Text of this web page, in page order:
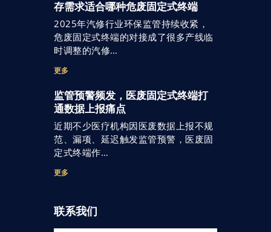
存需求适合哪种危废固定式终端
2025年汽修行业环保监管持续收紧，
危废固定式终端的对接成了很多产线临
时调整的汽修…
更多
监管预警频发，医废固定式终端打
通数据上报痛点
近期不少医疗机构因医废数据上报不规
范、漏项、延迟触发监管预警，医废固
定式终端作…
更多
联系我们